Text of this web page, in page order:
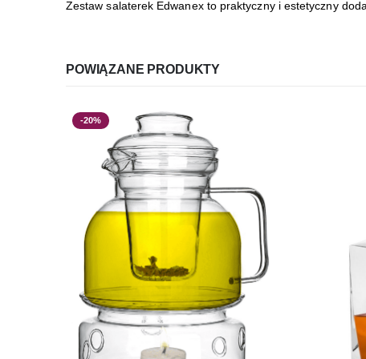
Zestaw salaterek Edwanex to praktyczny i estetyczny
POWIĄZANE PRODUKTY
-20%